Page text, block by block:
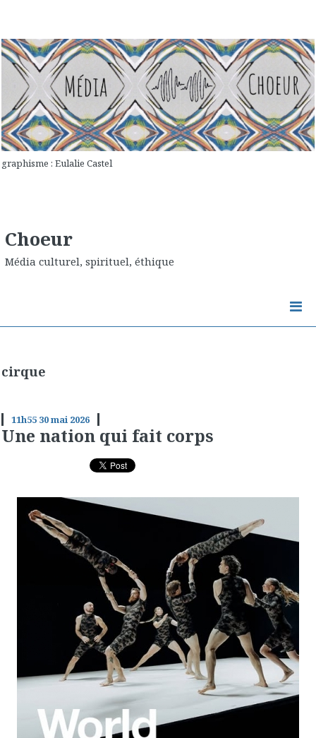
graphisme : Eulalie Castel
Choeur
Média culturel, spirituel, éthique
cirque
11h55 30mai 2026
Une nation qui fait corps